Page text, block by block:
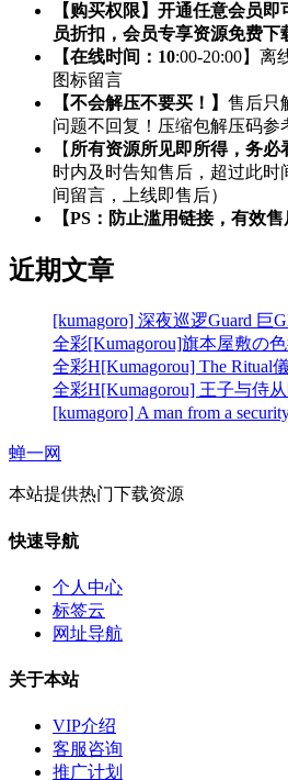
【购买权限】开通任意会员
员折扣，会员专享资源免费下
【在线时间：10:00-20:00】离
图标留言
【不会解压不要买！】 售后只
问题不回复！压缩包解压码参
【 所有资源所见即所得，务必
时内及时告知售后，超过此
间留言，上线即售后）
【PS：防止滥用链接，有效售
近期文章
[kumagoro] 深夜巡逻Guard 巨
全彩[Kumagorou]旗本屋敷の
全彩H[Kumagorou] The Ritual
全彩H[Kumagorou] 王子与侍
[kumagoro] A man from a
蝉一网
本站提供热门下载资源
快速导航
个人中心
标签云
网址导航
关于本站
VIP介绍
客服咨询
推广计划